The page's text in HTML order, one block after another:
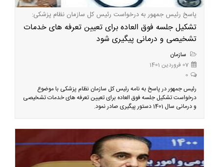
پاسخ رئیس جمهور به درخواست رئیس کل سازمان نظام پزشکی:
تشکیل جلسه فوق العاده برای تعیین تعرفه های خدمات
تشخیصی و درمانی پیگیری شود
سازمان
07 فروردین 1401
0
رئیس جمهور در پاسخ به نامه رئیس کل سازمان نظام پزشکی با موضوع
درخواست تشکیل جلسه فوق العاده برای تعیین تعرفه های خدمات تشخیصی
و درمانی سال 1401 دستور پیگیری صادر نمود.